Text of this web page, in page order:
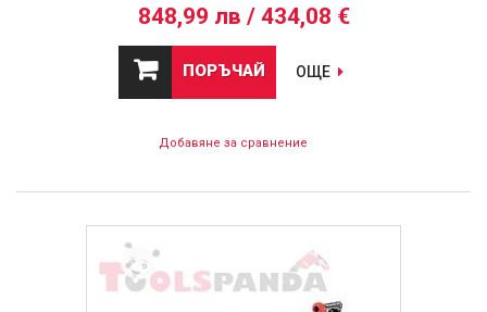
848,99 лв / 434,08 €
ПОРЪЧАЙ ОЩЕ
Добавяне за сравнение